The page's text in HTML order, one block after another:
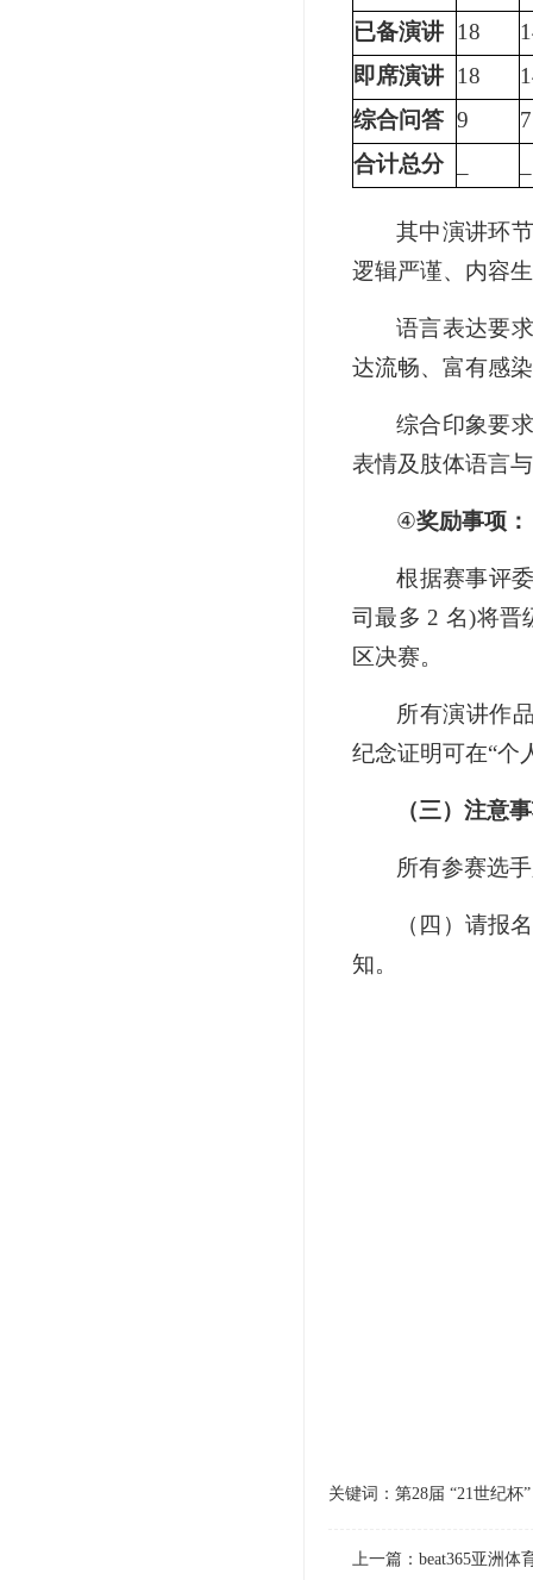
已备演讲 18
即席演讲 18
综合问答 9
7
合计总分
其中演讲环
逻辑严谨、内容
语言表达要
达流畅、富有感
综合印象要
表情及肢体语言
④奖励事项：
根据赛事评
司最多 2 名)将晋
区决赛。
所有演讲作
纪念证明可在“个
（三）注意
所有参赛选
（四）请报
知。
关键词：第28届 “21世纪
上一篇： beat365亚洲体